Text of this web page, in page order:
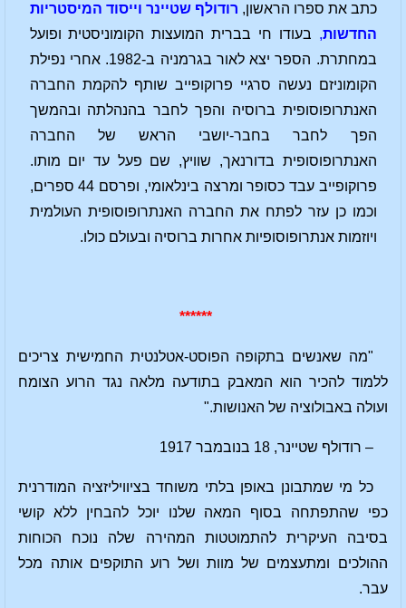
כתב את ספרו הראשון, רודולף שטיינר וייסוד המיסטריות
החדשות, בעודו חי בברית המועצות הקומוניסטית ופועל
במחתרת. הספר יצא לאור בגרמניה ב-1982. אחרי נפילת
הקומוניזם נעשה סרגיי פרוקופייב שותף להקמת החברה
האנתרופוסופית ברוסיה והפך לחבר בהנהלתה ובהמשך
הפך לחבר בחבר-יושבי הראש של החברה
האנתרופוסופית בדורנאך, שוויץ, שם פעל עד יום מותו.
פרוקופייב עבד כסופר ומרצה בינלאומי, ופרסם 44 ספרים,
וכמו כן עזר לפתח את החברה האנתרופוסופית העולמית
ויוזמות אנתרופוסופיות אחרות ברוסיה ובעולם כולו.
******
"מה שאנשים בתקופה הפוסט-אטלנטית החמישית צריכים
ללמוד להכיר הוא המאבק בתודעה מלאה נגד הרוע הצומח
ועולה באבולוציה של האנושות."
– רודולף שטיינר, 18 בנובמבר 1917
כל מי שמתבונן באופן בלתי משוחד בציוויליזציה המודרנית
כפי שהתפתחה בסוף המאה שלנו יוכל להבחין ללא קושי
בסיבה העיקרית להתמוטטות המהירה שלה נוכח הכוחות
ההולכים ומתעצמים של מוות ושל רוע התוקפים אותה מכל
עבר.